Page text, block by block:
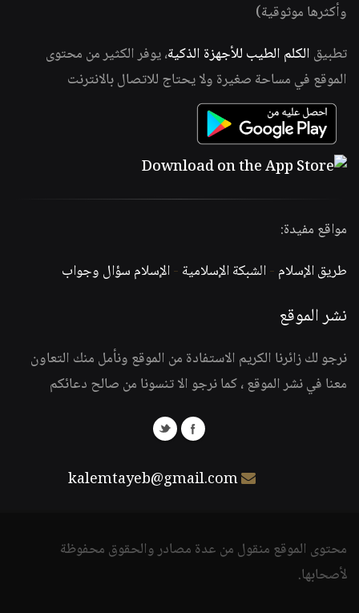
وأكثرها موثوقية)
تطبيق الكلم الطيب للأجهزة الذكية، يوفر الكثير من محتوى
الموقع في مساحة صغيرة ولا يحتاج للاتصال بالانترنت
مواقع مفيدة:
طريق الإسلام -الشبكة الإسلامية -الإسلام سؤال وجواب
نشر الموقع
نرجو لك زائرنا الكريم الاستفادة من الموقع ونأمل منك التعاون
معنا في نشر الموقع ، كما نرجو الا تنسونا من صالح دعائكم
kalemtayeb@gmail.com
محتوى الموقع منقول من عدة مصادر والحقوق محفوظة
لأصحابها.